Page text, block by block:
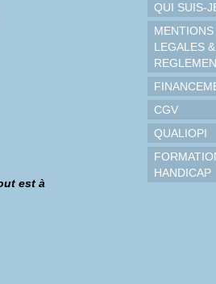
est à
QUI SUIS-
MENTIONS
LEGALES &
CGV
QUALIOPI
HANDICAP